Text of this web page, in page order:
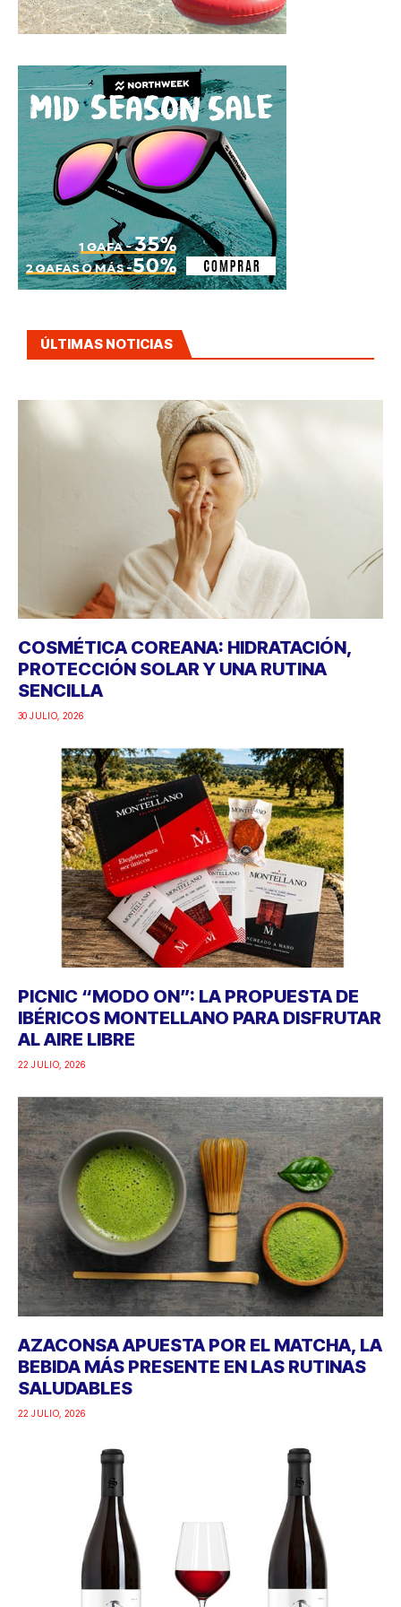
ÚLTIMAS NOTICIAS
COSMÉTICA COREANA: HIDRATACIÓN,
PROTECCIÓN SOLAR Y UNA RUTINA
SENCILLA
30 JULIO, 2026
PICNIC “MODO ON”: LA PROPUESTA DE
IBÉRICOS MONTELLANO PARA DISFRUTAR
AL AIRE LIBRE
22 JULIO, 2026
AZACONSA APUESTA POR EL MATCHA, LA
BEBIDA MÁS PRESENTE EN LAS RUTINAS
SALUDABLES
22 JULIO, 2026